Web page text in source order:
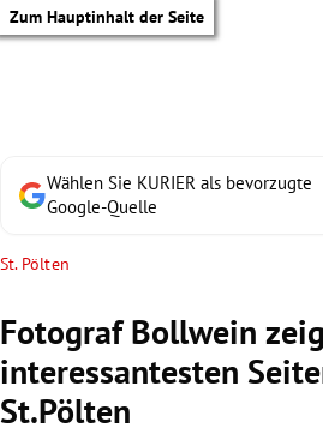
Zum Hauptinhalt der Seite
Wählen Sie KURIER als bevorzugte
Google-Quelle
St. Pölten
Fotograf Bollwein
interessantesten
St.Pölten